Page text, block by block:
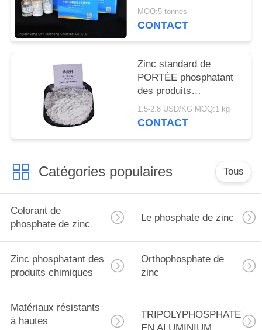
des solutions
anticorrosion
MOQ:5 tonnes
CONTACT
Zinc standard de
PORTÉE phosphatant
des produits
chimiques, inhibiteur
de corrosion de
1.5-2.8 USD/KG MOQ:1 kg
CONTACT
Catégories populaires Tous
Colorant de
phosphate de zinc
Le phosphate de zinc
Zinc phosphatant des
produits chimiques
Orthophosphate de
zinc
Matériaux résistants
à hautes
TRIPOLYPHOSPHATE
EN ALUMINIUM